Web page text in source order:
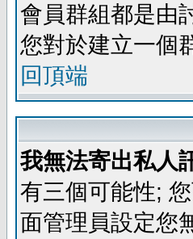
會員群組都是由
您對於建立一個
回頂端
我無法寄出私人
有三個可能性;
面管理員設定您